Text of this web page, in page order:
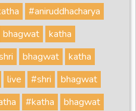
#aniruddhacharya
bhagwat
katha
bhagwat
katha
live #shri
bhagwat
#katha
bhagwat